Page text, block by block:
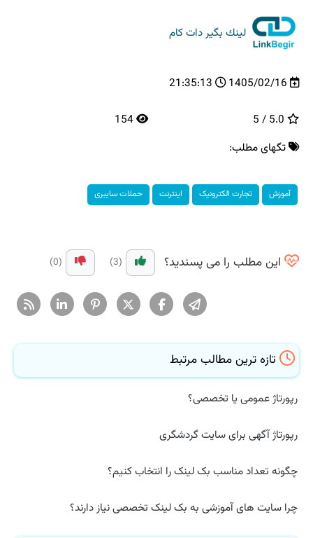
لینك بگیر دات كام
1405/02/16
21:35:13
تگهای مطلب:
آموزش تجارت الکترونیک اینترنت حملات سایبری
این مطلب را می پسندید؟ (3)
(0)
تازه ترین مطالب مرتبط
رپورتاژ عمومی یا تخصصی؟
رپورتاژ آگهی برای سایت گردشگری
چگونه تعداد مناسب بک لینک را انتخاب کنیم؟
چرا سایت های آموزشی به بک لینک تخصصی نیاز دارند؟